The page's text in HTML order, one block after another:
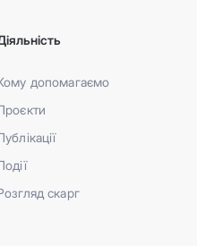
допомагаємо
скарг